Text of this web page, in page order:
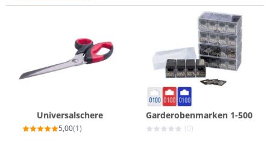
Universalschere
5,00(1)
Garderobenmarken 1-500
(0)